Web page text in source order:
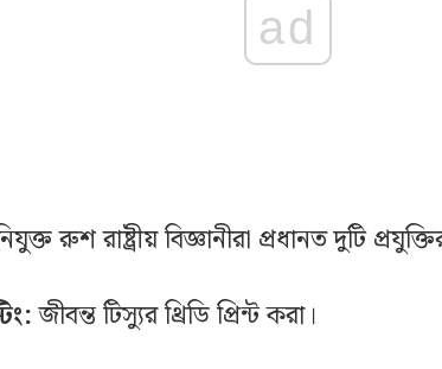
ad
রুশ রাষ্ট্রীয় বিজ্ঞানীরা প্রধানত দুটি
জীবন্ত টিস্যুর থ্রিডি প্রিন্ট করা।